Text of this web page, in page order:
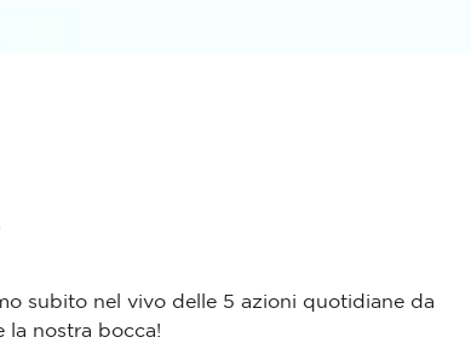
subito nel vivo delle 5 azioni quotidiane da
la nostra bocca!